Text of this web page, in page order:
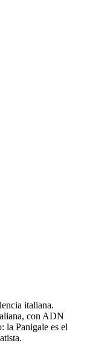
italiana.
con ADN
la Panigale es el